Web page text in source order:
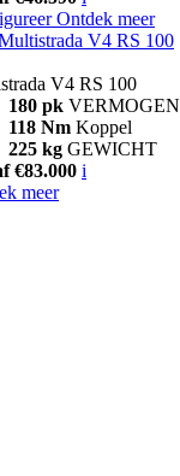
Ontdek meer
V4 RS 100
V4 RS 100
180 pk VERMOGEN
118 Nm Koppel
225 kg GEWICHT
€83.000 i
meer